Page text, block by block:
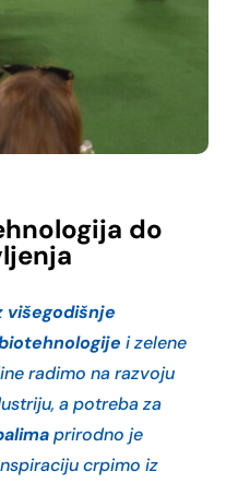
do
višegodišnje
i zelene
radimo na razvoju
a potreba za
prirodno je
crpimo iz